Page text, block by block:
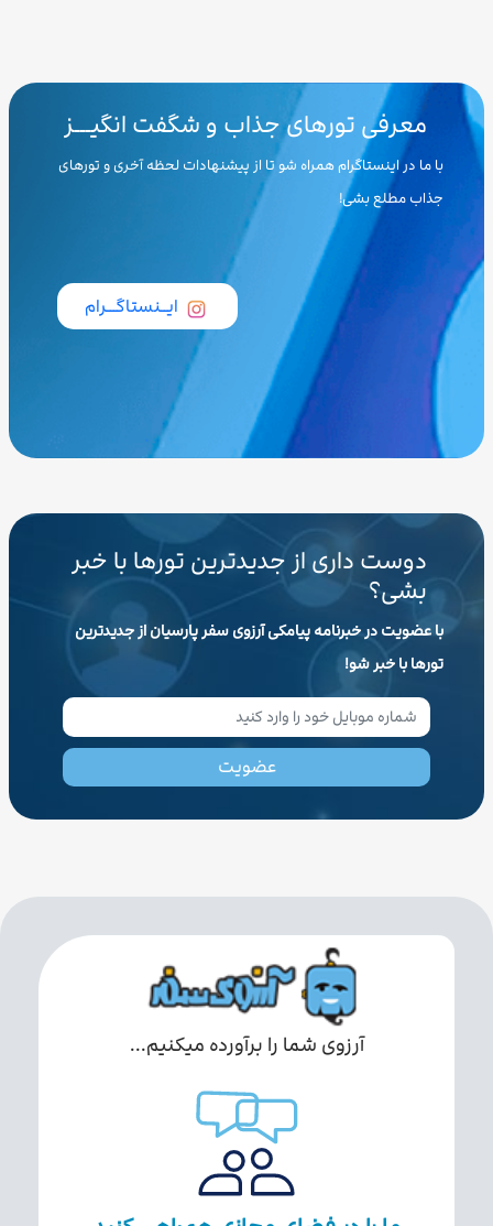
معرفی تورهای جذاب و شگفت انگیـــز
با ما در اینستاگرام همراه شو تا از پیشنهادات لحظه آخری و تورهای
جذاب مطلع بشی!
ایــنستاگـــرام
دوست داری از جدیدترین تورها با خبر
بشی؟
با عضویت در خبرنامه پیامکی آرزوی سفر پارسیان از جدیدترین
تورها با خبر شو!
عضویت
آرزوی شما را برآورده میکنیم...